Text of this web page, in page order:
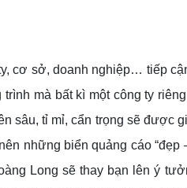
cơ sở, doanh nghiệp… tiếp
mà bất kì một công ty
sâu, tỉ mỉ, cẩn trọng sẽ được
những biển quảng cáo
Long sẽ thay bạn lên ý